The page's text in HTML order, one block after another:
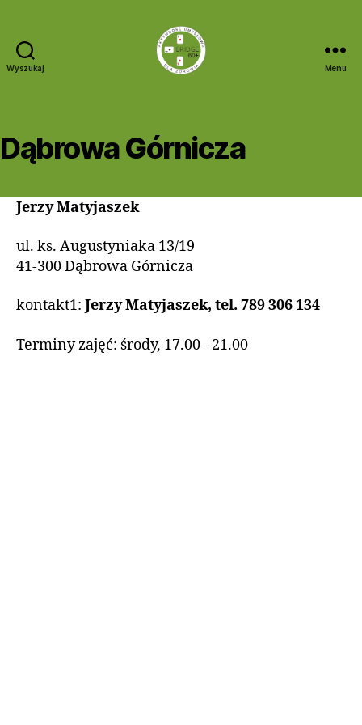
Wyszukaj Menu
Dąbrowa Górnicza
Jerzy Matyjaszek
ul. ks. Augustyniaka 13/19
41-300 Dąbrowa Górnicza
kontakt1: Jerzy Matyjaszek, tel. 789 306 134
Terminy zajęć: środy, 17.00 - 21.00